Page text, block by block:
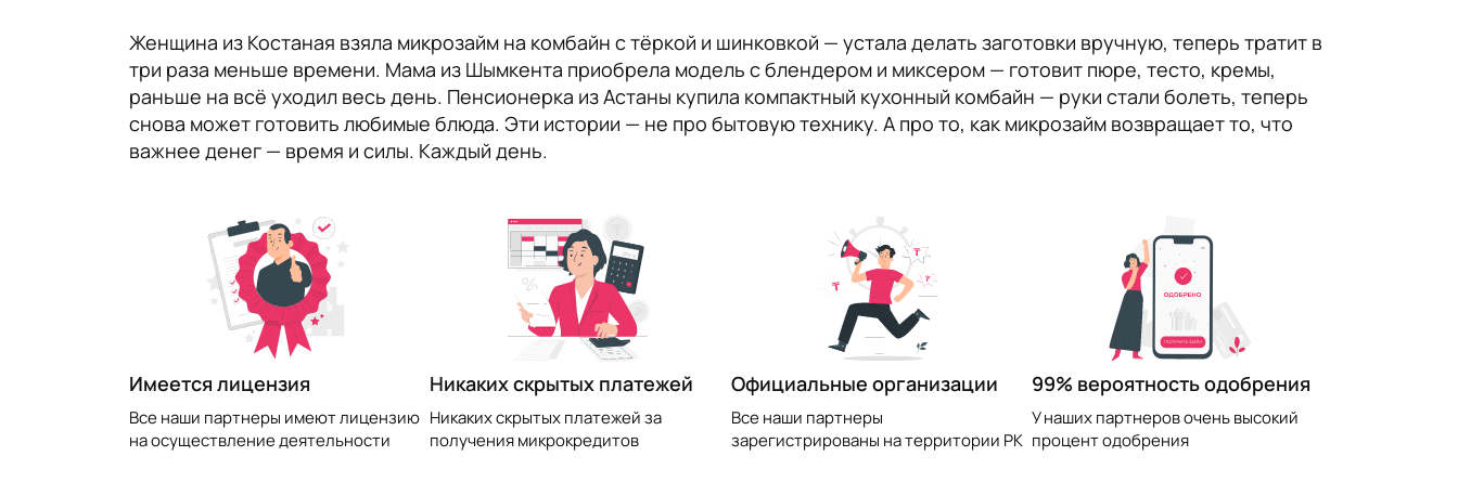
Женщина из Костаная взяла микрозайм на комбайн с тёркой и шинковкой — устала делать заготовки вручную, теперь тратит в
три раза меньше времени. Мама из Шымкента приобрела модель с блендером и миксером — готовит пюре, тесто, кремы,
раньше на всё уходил весь день. Пенсионерка из Астаны купила компактный кухонный комбайн — руки стали болеть, теперь
снова может готовить любимые блюда. Эти истории — не про бытовую технику. А про то, как микрозайм возвращает то, что
важнее денег — время и силы. Каждый день.
​Имеется лицензия
Все наши партнеры имеют лицензию
на осуществление деятельности
Никаких скрытых платежей
Никаких скрытых платежей за
получения микрокредитов
Официальные организации
Все наши партнеры
зарегистрированы на территории РК
99% вероятность одобрения
У наших партнеров очень высокий
процент одобрения